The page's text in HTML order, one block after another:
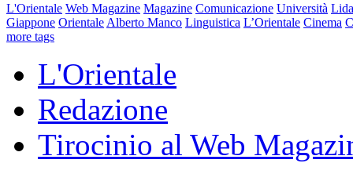
L'Orientale Web Magazine Magazine Comunicazione Università
Giappone Orientale Alberto Manco Linguistica L’Orientale Cinema
more tags
L'Orientale
Redazione
Tirocinio al Web